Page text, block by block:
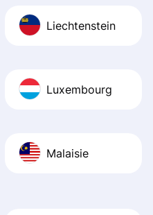
Liechtenstein
Luxembourg
Malaisie